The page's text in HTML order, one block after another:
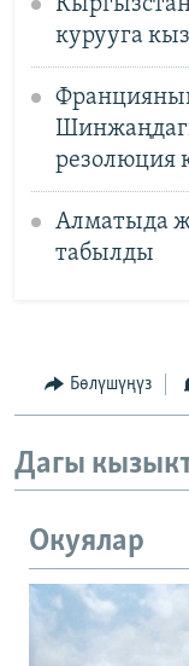
курууга
резолюция
Алматыда
табылды
Бөлүшүңүз
Дагы
Окуялар